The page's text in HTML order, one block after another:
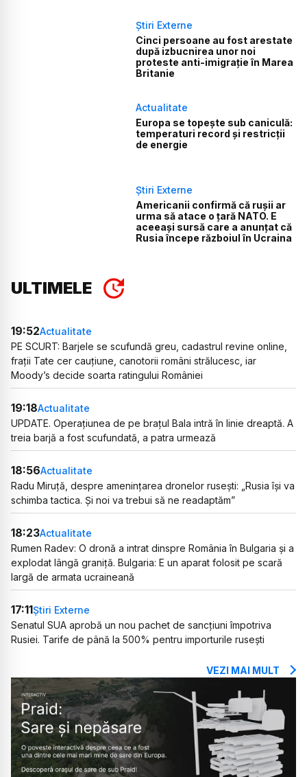
Știri Externe
Cinci persoane au fost arestate
după izbucnirea unor noi
proteste anti-imigrație în Marea
Britanie
Actualitate
Europa se topește sub caniculă:
temperaturi record și restricții
de energie
Știri Externe
Americanii confirmă că rușii ar
urma să atace o țară NATO. E
aceeași sursă care a anunțat că
Rusia începe războiul în Ucraina
ULTIMELE
19:52Actualitate
PE SCURT: Barjele se scufundă greu, cadastrul revine online,
frații Tate cer cauțiune, canotorii români strălucesc, iar
Moody’s decide soarta ratingului României
19:18Actualitate
UPDATE. Operațiunea de pe brațul Bala intră în linie dreaptă. A
treia barjă a fost scufundată, a patra urmează
18:56Actualitate
Radu Miruță, despre amenințarea dronelor rusești: „Rusia își va
schimba tactica. Și noi va trebui să ne readaptăm”
18:23Actualitate
Rumen Radev: O dronă a intrat dinspre România în Bulgaria și a
explodat lângă graniță. Bulgaria: E un aparat folosit pe scară
largă de armata ucraineană
17:11Știri Externe
Senatul SUA aprobă un nou pachet de sancțiuni împotriva
Rusiei. Tarife de până la 500% pentru importurile rusești
VEZI MAI MULT